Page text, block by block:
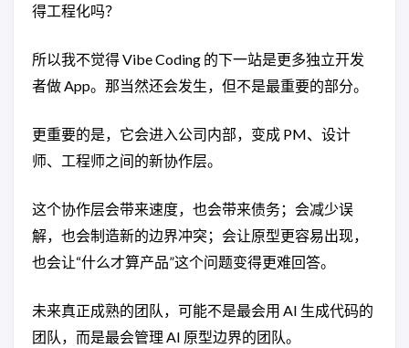
得工程化吗？
所以我不觉得 Vibe Coding 的下一站是更多独立开发
者做 App。那当然还会发生，但不是最重要的部分。
更重要的是，它会进入公司内部，变成 PM、设计
师、工程师之间的新协作层。
这个协作层会带来速度，也会带来债务；会减少误
解，也会制造新的边界冲突；会让原型更容易出现，
也会让“什么才算产品”这个问题变得更难回答。
未来真正成熟的团队，可能不是最会用 AI 生成代码的
团队，而是最会管理 AI 原型边界的团队。